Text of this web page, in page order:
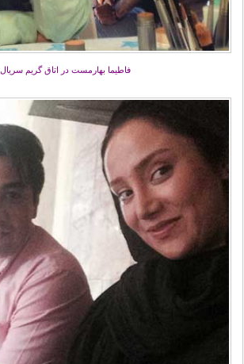
فاطیما بهارمست در اتاق گریم سریال